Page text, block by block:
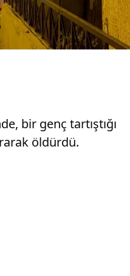
bir genç tartıştığı
öldürdü.